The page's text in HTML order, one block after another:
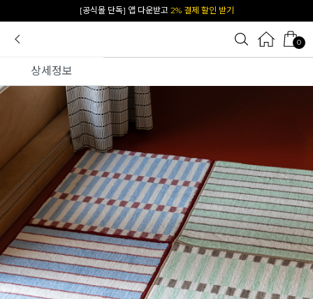
[공식몰 단독] 앱 다운받고 2% 결제 할인 받기
0
상세정보